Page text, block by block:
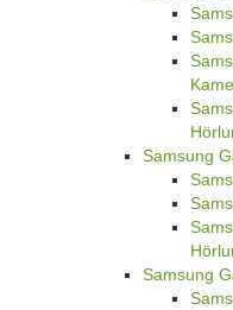
Samsung
Samsung